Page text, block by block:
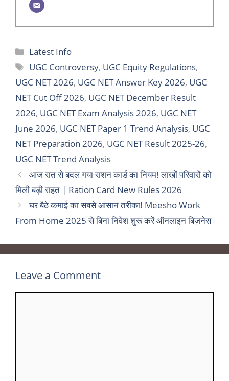
Categories
Latest Info
Tags
UGC Controversy, UGC Equity Regulations,
UGC NET 2026, UGC NET Answer Key 2026, UGC
NET Cut Off 2026, UGC NET December Result
2026, UGC NET Exam Analysis 2026, UGC NET
June 2026, UGC NET Paper 1 Trend Analysis, UGC
NET Preparation 2026, UGC NET Result 2025-26,
UGC NET Trend Analysis
आज रात से बदल गया राशन कार्ड का नियम! लाखों परिवारों को
मिली बड़ी राहत | Ration Card New Rules 2026
घर बैठे कमाई का सबसे आसान तरीका! Meesho Work
From Home 2025 से बिना निवेश शुरू करें ऑनलाइन बिज़नेस
Leave a Comment